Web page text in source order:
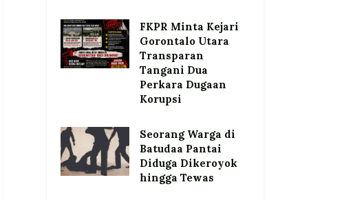
FKPR Minta Kejari
Gorontalo Utara
Transparan
Tangani Dua
Perkara Dugaan
Korupsi
Seorang Warga di
Batudaa Pantai
Diduga Dikeroyok
hingga Tewas